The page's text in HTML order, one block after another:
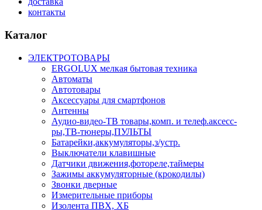
контакты
Каталог
ЭЛЕКТРОТОВАРЫ
ERGOLUX мелкая бытовая техника
Автоматы
Автотовары
Аксессуары для смартфонов
Антенны
Аудио-видео-ТВ товары,комп. и телеф.аксесс-
ры,ТВ-тюнеры,ПУЛЬТЫ
Батарейки,аккумуляторы,з/устр.
Выключатели клавишные
Датчики движения,фотореле,таймеры
Зажимы аккумуляторные (крокодилы)
Звонки дверные
Измерительные приборы
Изолента ПВХ, ХБ